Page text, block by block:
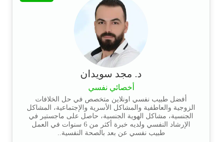
د. مجد سويدان
أخصائي نفسي
أفضل طبيب نفسي اونلاين متخصص في حل الخلافات
الزوجية والعاطفية والمشاكل الأسرية والإجتماعية، المشاكل
الجنسية، مشاكل الهوية الجنسية، حاصل على ماجستير في
الإرشاد النفسي ولديه خبرة أكثر من 6 سنوات في العمل
طبيب نفسي عن بعد بالصحة النفسية..